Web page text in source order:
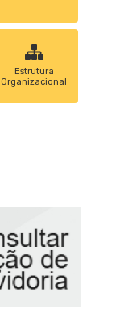
Estrutura
Organizacional